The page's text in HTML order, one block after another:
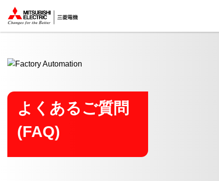
ここから本文
よくあるご質問
(FAQ)